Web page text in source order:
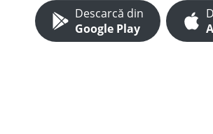
Descarcă din
Google Play